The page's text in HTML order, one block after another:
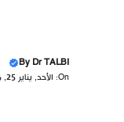
ByDr TALBI
On: الأحد, يناير 25, 2026 10:22 مساءً